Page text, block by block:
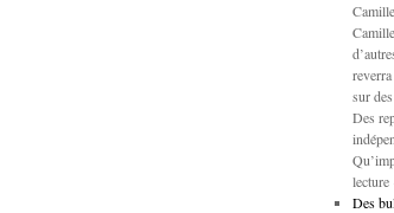
sur
Des
Des